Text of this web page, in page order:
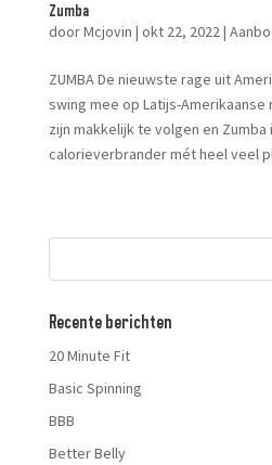
Zumba
doorMcjovin | okt 22, 2022|
ZUMBA De nieuwste rage uit
swing mee op Latijs-
zijn makkelijk te volgen en
calorieverbrander mét heel veel
Recente berichten
20 Minute Fit
Basic Spinning
BBB
Better Belly